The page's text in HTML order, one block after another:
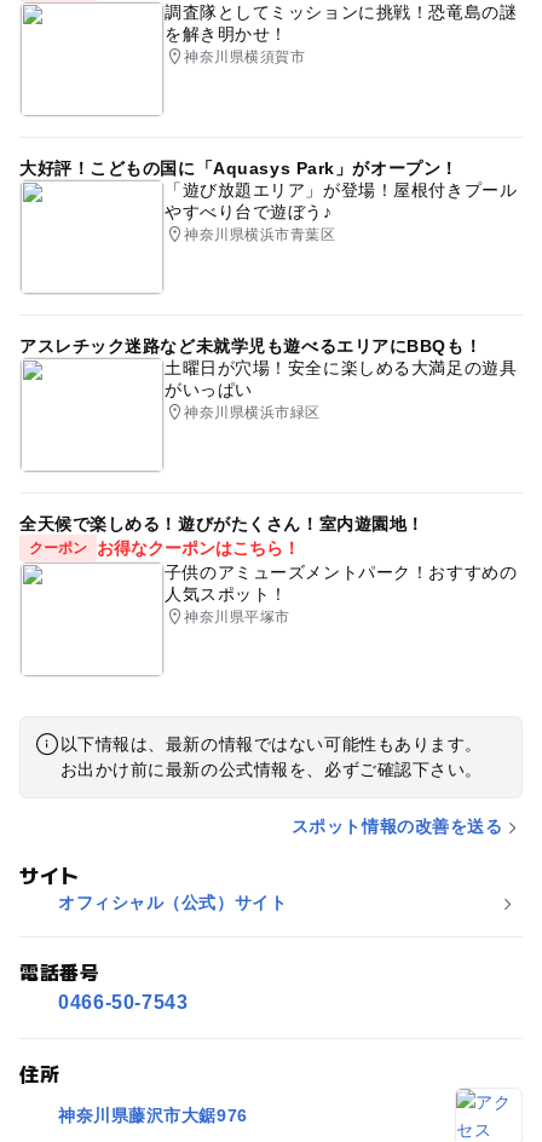
調査隊としてミッションに挑戦！恐竜島の謎
を解き明かせ！
神奈川県横須賀市
大好評！こどもの国に「Aquasys Park」がオープン！
「遊び放題エリア」が登場！屋根付きプール
やすべり台で遊ぼう♪
神奈川県横浜市青葉区
アスレチック迷路など未就学児も遊べるエリアにBBQも！
土曜日が穴場！安全に楽しめる大満足の遊具
がいっぱい
神奈川県横浜市緑区
全天候で楽しめる！遊びがたくさん！室内遊園地！
クーポン
お得なクーポンはこちら！
子供のアミューズメントパーク！おすすめの
人気スポット！
神奈川県平塚市
以下情報は、最新の情報ではない可能性もあります。
お出かけ前に最新の公式情報を、必ずご確認下さい。
スポット情報の改善を送る
サイト
オフィシャル（公式）サイト
電話番号
0466-50-7543
住所
神奈川県藤沢市大鋸976